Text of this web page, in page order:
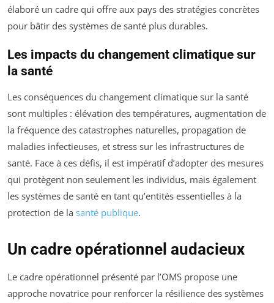
élaboré un cadre qui offre aux pays des stratégies concrètes
pour bâtir des systèmes de santé plus durables.
Les impacts du changement climatique sur
la santé
Les conséquences du changement climatique sur la santé
sont multiples : élévation des températures, augmentation de
la fréquence des catastrophes naturelles, propagation de
maladies infectieuses, et stress sur les infrastructures de
santé. Face à ces défis, il est impératif d’adopter des mesures
qui protègent non seulement les individus, mais également
les systèmes de santé en tant qu’entités essentielles à la
protection de la santé publique.
Un cadre opérationnel audacieux
Le cadre opérationnel présenté par l’OMS propose une
approche novatrice pour renforcer la résilience des systèmes